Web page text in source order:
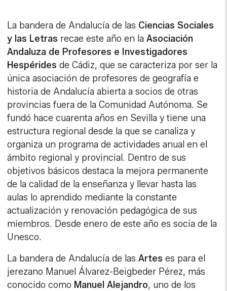
La bandera de Andalucía de las Ciencias Sociales
y las Letras recae este año en la Asociación
Andaluza de Profesores e Investigadores
Hespérides de Cádiz, que se caracteriza por ser la
única asociación de profesores de geografía e
historia de Andalucía abierta a socios de otras
provincias fuera de la Comunidad Autónoma. Se
fundó hace cuarenta años en Sevilla y tiene una
estructura regional desde la que se canaliza y
organiza un programa de actividades anual en el
ámbito regional y provincial. Dentro de sus
objetivos básicos destaca la mejora permanente
de la calidad de la enseñanza y llevar hasta las
aulas lo aprendido mediante la constante
actualización y renovación pedagógica de sus
miembros. Desde enero de este año es socia de la
Unesco.
La bandera de Andalucía de lasArtes es para el
jerezano Manuel Álvarez-Beigbeder Pérez, más
conocido como Manuel Alejandro, uno de los